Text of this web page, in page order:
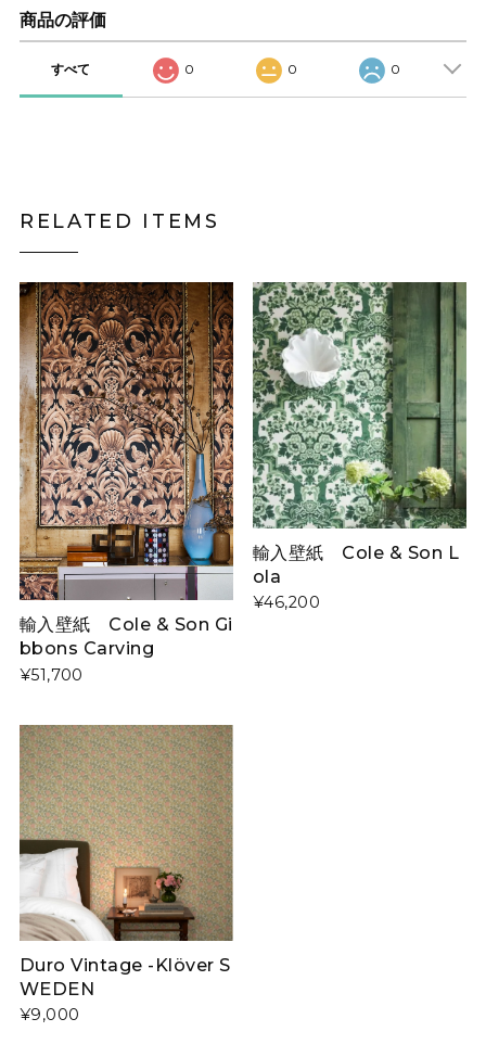
商品の評価
すべて 0 0 0
RELATED ITEMS
輸入壁紙 Cole & Son Gi
bbons Carving
¥51,700
輸入壁紙 Cole & Son L
ola
¥46,200
Duro Vintage -Klöver S
WEDEN
¥9,000